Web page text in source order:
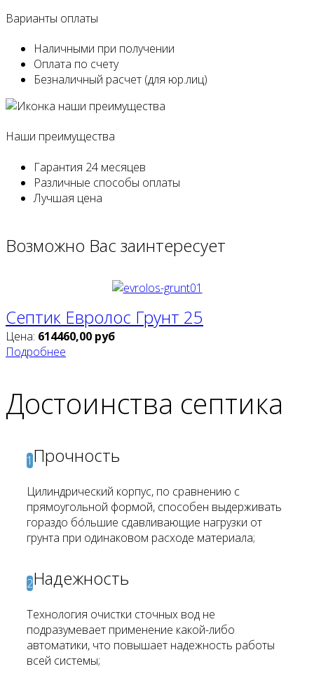
Варианты оплаты
Наличными при получении
Оплата по счету
Безналичный расчет (для юр.лиц)
Наши преимущества
Гарантия 24 месяцев
Различные способы оплаты
Лучшая цена
Возможно Вас заинтересует
Септик Евролос Грунт 25
Цена: 614460,00 руб
Подробнее
Достоинства септика
1Прочность
Цилиндрический корпус, по сравнению с
прямоугольной формой, способен выдерживать
гораздо бóльшие сдавливающие нагрузки от
грунта при одинаковом расходе материала;
2Надежность
Технология очистки сточных вод не
подразумевает применение какой-либо
автоматики, что повышает надежность работы
всей системы;